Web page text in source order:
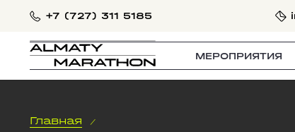
+7 (727) 311 5185
МЕРОПРИЯТИЯ
Главная /